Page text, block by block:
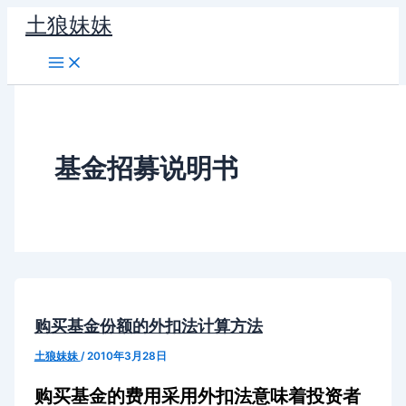
容
土狼妹妹
基金招募说明书
购买基金份额的外扣法计算方法
土狼妹妹 /2010年3月28日
购买基金的费用采用外扣法意味着投资者